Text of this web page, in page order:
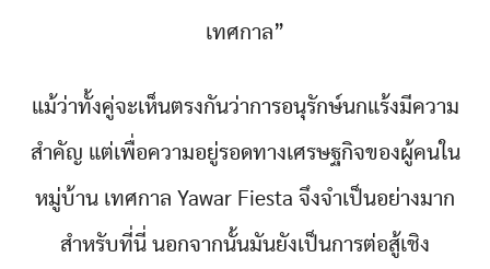
เทศกาล”
แม้ว่าทั้งคู่จะเห็นตรงกันว่าการอนุรักษ์นกแร้งมีความ
สำคัญ แต่เพื่อความอยู่รอดทางเศรษฐกิจของผู้คนใน
หมู่บ้าน เทศกาล Yawar Fiesta จึงจำเป็นอย่างมาก
สำหรับที่นี่ นอกจากนั้นมันยังเป็นการต่อสู้เชิง